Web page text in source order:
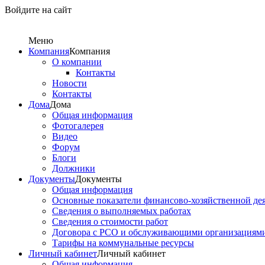
Войдите на сайт
Меню
КомпанияКомпания
О компании
Контакты
Новости
Контакты
ДомаДома
Общая информация
Фотогалерея
Видео
Форум
Блоги
Должники
ДокументыДокументы
Общая информация
Основные показатели финансово-хозяйственной
Сведения о выполняемых работах
Сведения о стоимости работ
Договора с РСО и обслуживающими
Тарифы на коммунальные ресурсы
Личный кабинетЛичный кабинет